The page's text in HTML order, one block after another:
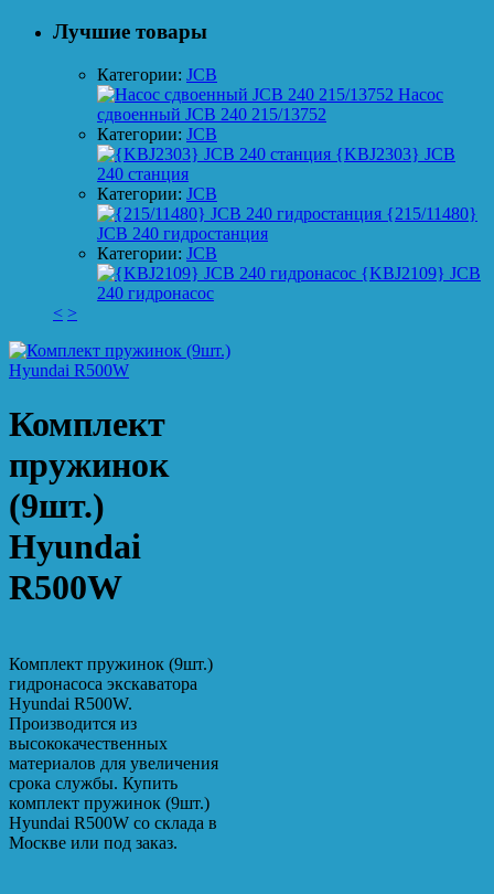
Лучшие товары
Категории: JCB
Насос
сдвоенный JCB 240 215/13752
Категории: JCB
{KBJ2303} JCB
240 станция
Категории: JCB
{215/11480}
JCB 240 гидростанция
Категории: JCB
{KBJ2109} JCB
240 гидронасос
< >
Комплект
пружинок
(9шт.)
Hyundai
R500W
Комплект пружинок (9шт.)
гидронасоса экскаватора
Hyundai R500W.
Производится из
высококачественных
материалов для увеличения
срока службы. Купить
комплект пружинок (9шт.)
Hyundai R500W со склада в
Москве или под заказ.